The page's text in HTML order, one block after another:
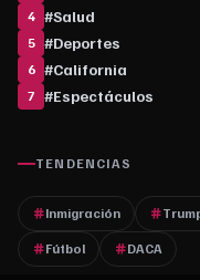
4 #Salud
5 #Deportes
6 #California
7 #Espectáculos
TENDENCIAS
Inmigración
Fútbol DACA